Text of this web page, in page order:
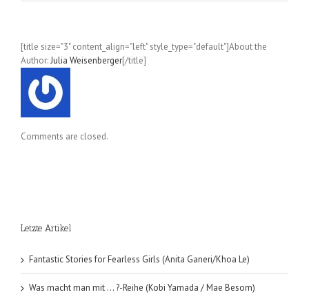
[title size="3" content_align="left" style_type="default"]About the
Author:Julia Weisenberger[/title]
Comments are closed.
Letzte Artikel
Fantastic Stories for Fearless Girls (Anita Ganeri/Khoa Le)
Was macht man mit … ?-Reihe (Kobi Yamada / Mae Besom)